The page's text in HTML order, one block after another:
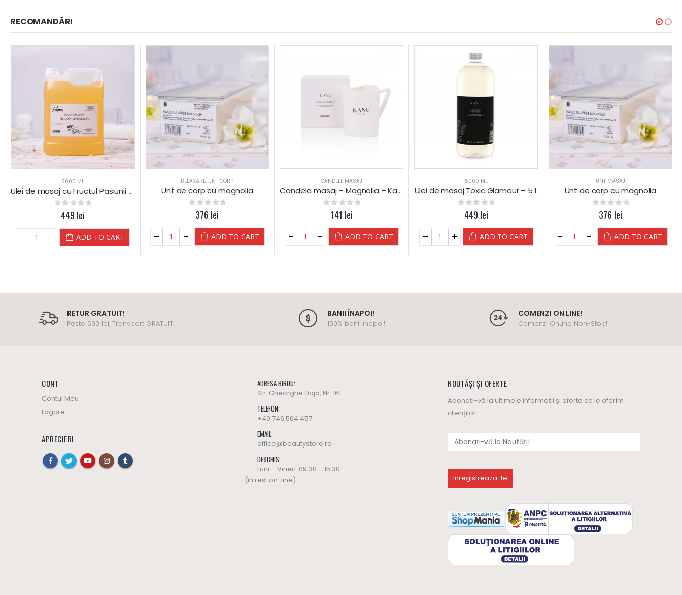
RECOMANDĂRI
5000 ML
Ulei de masaj cu Fructul Pasiunii (Maracuja) si Lapte – 5 L
out of 5
449 lei
ADD TO CART
RELAXARE, UNT CORP
Unt de corp cu magnolia
out of 5
376 lei
ADD TO CART
CANDELE MASAJ
Candela masaj – Magnolia – Kanu Nature – 200 g
out of 5
141 lei
ADD TO CART
5000 ML
Ulei de masaj Toxic Glamour – 5 L
out of 5
449 lei
ADD TO CART
UNT MASAJ
Unt de corp cu magnolia
out of 5
376 lei
ADD TO CART
RETUR GRATUIT!
Peste 500 lei, Transport GRATUIT!
BANII ÎNAPOI!
100% banii înapoi!
COMENZI ON LINE!
Comenzi OnLine Non-Stop!
CONT
Contul Meu
Logare
APRECIERI
ADRESA BIROU:
Str. Gheorghe Doja, Nr. 161
TELEFON:
+40 746 564 457
EMAIL:
office@beautystore.ro
DESCHIS:
Luni – Vineri: 09.30 – 15.30
(in rest on-line)
NOUTĂȘI ȘI OFERTE
Abonați-vă la ultimele informații și oferte ce le oferim
clienților.